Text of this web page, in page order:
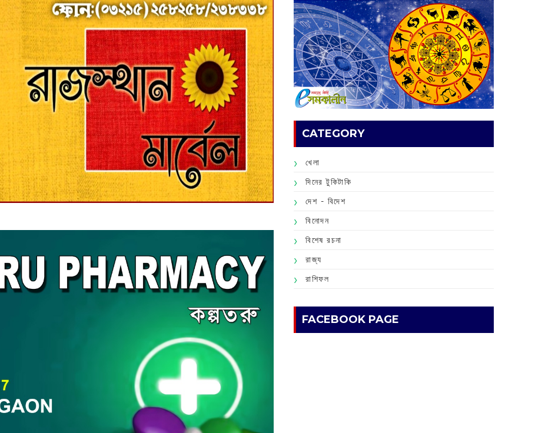
CATEGORY
খেলা
দিনের টুকিটাকি
দেশ - বিদেশ
বিনোদন
বিশেষ রচনা
রাজ্য
রাশিফল
FACEBOOK PAGE